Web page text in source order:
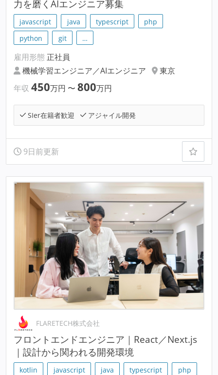
力を磨くAIエンジニア募集
javascript java typescript
php
python
git …
雇用形態 正社員
機械学習エンジニア／AIエンジニア
東京
年収 450万円 〜 800万円
SIer在籍者歓迎 アジャイル開発
9日前更新
FLARETECH株式会社
フロントエンドエンジニア｜React／Next.js
｜設計から関われる開発環境
kotlin javascript java typescript
php